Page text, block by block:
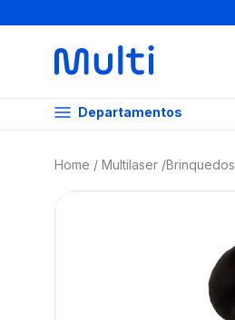
Departamentos
Multilaser Brinquedos